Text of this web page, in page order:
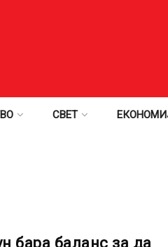
СВЕТ
бара баланс за да